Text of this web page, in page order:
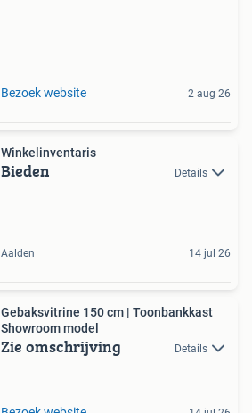
Bezoek website 2 aug 26
Winkelinventaris
Bieden Details
Aalden 14 jul 26
Gebaksvitrine 150 cm | Toonbankkast
Showroom model
Zie omschrijving Details